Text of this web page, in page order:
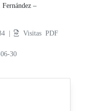
Fernández –
|
Visitas PDF
30